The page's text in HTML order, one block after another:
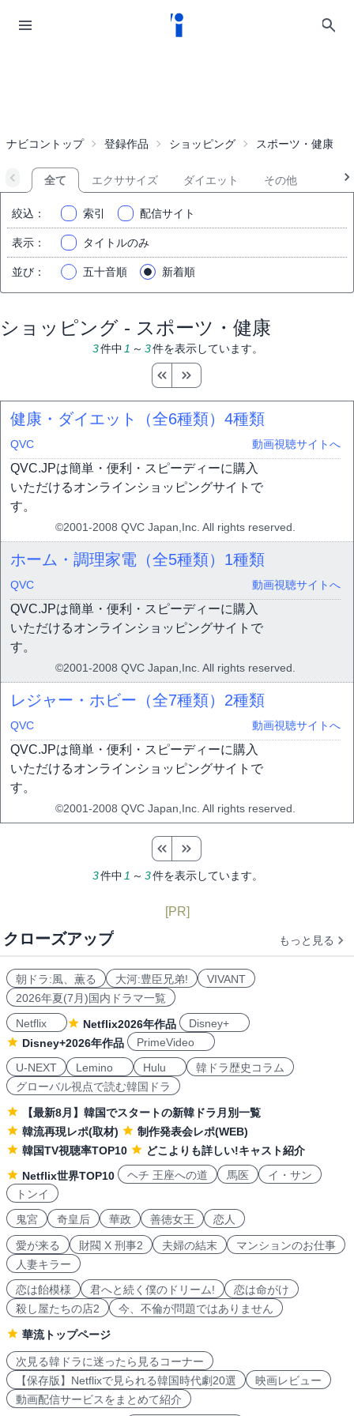
ナビコントップ 登録作品 ショッピング スポーツ・健康
全て エクササイズ ダイエット その他
絞込 ： 索引 配信サイト
表示 ： タイトルのみ
並び ： 五十音順 新着順
ショッピング - スポーツ・健康
3件中 1 ～ 3件を表示しています。
健康・ダイエット（全6種類） 4種類
QVC 動画視聴サイトへ
QVC.JPは簡単・便利・スピーディーに購入
いただけるオンラインショッピングサイトで
す。
©2001-2008 QVC Japan,Inc. All rights reserved.
ホーム・調理家電（全5種類） 1種類
QVC 動画視聴サイトへ
QVC.JPは簡単・便利・スピーディーに購入
いただけるオンラインショッピングサイトで
す。
©2001-2008 QVC Japan,Inc. All rights reserved.
レジャー・ホビー（全7種類） 2種類
QVC 動画視聴サイトへ
QVC.JPは簡単・便利・スピーディーに購入
いただけるオンラインショッピングサイトで
す。
©2001-2008 QVC Japan,Inc. All rights reserved.
3件中 1 ～ 3件を表示しています。
[PR]
クローズアップ もっと見る
朝ドラ:風、薫る 大河:豊臣兄弟!
VIVANT
2026年夏(7月)国内ドラマ一覧
Netflix
Netflix2026年作品
Disney+
Disney+2026年作品
PrimeVideo
U-NEXT
Lemino Hulu
韓ドラ歴史コラム
グローバル視点で読む韓国ドラ
【最新8月】韓国でスタートの新韓ドラ月別一覧
韓流再現レポ(取材)
制作発表会レポ(WEB)
韓国TV視聴率TOP10
どこよりも詳しい!キャスト紹介
Netflix世界TOP10
ヘチ 王座への道 馬医
イ・サン
トンイ
鬼宮
奇皇后 華政 善徳女王 恋人
愛が来る 財閥 X 刑事2 夫婦の結末
マンションのお仕事
人妻キラー
恋は飴模様
君へと続く僕のドリーム!
恋は命がけ
殺し屋たちの店2
今、不倫が問題ではありません
華流トップページ
次見る韓ドラに迷ったら見るコーナー
【保存版】Netflixで見られる韓国時代劇20選
映画レビュー
動画配信サービスをまとめて紹介